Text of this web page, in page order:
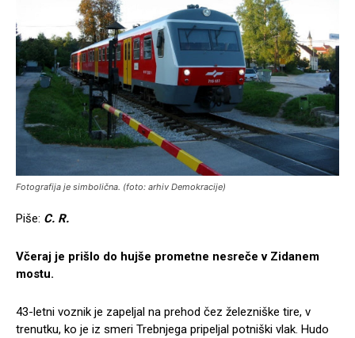
Fotografija je simbolična. (foto: arhiv Demokracije)
Piše: C. R.
Včeraj je prišlo do hujše prometne nesreče v Zidanem
mostu.
43-letni voznik je zapeljal na prehod čez železniške tire, v
trenutku, ko je iz smeri Trebnjega pripeljal potniški vlak. Hudo